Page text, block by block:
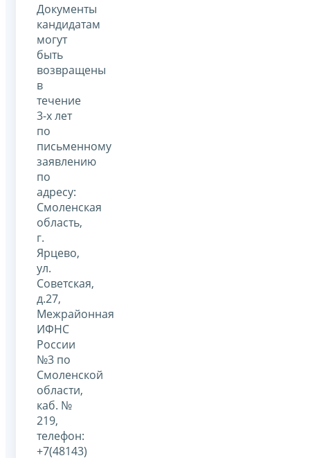
Документы
кандидатам
могут
быть
возвращены
в
течение
3-х лет
по
письменному
заявлению
по
адресу:
Смоленская
область,
г.
Ярцево,
ул.
Советская,
д.27,
Межрайонная
ИФНС
России
№3 по
Смоленской
области,
каб. №
219,
телефон:
+7(48143)